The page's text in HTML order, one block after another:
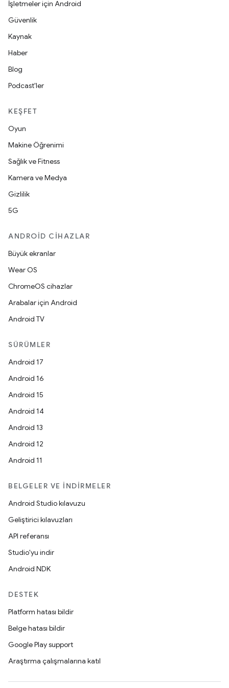
İşletmeler için Android
Güvenlik
Kaynak
Haber
Blog
Podcast'ler
KEŞFET
Oyun
Makine Öğrenimi
Sağlık ve Fitness
Kamera ve Medya
Gizlilik
5G
ANDROID CIHAZLAR
Büyük ekranlar
Wear OS
ChromeOS cihazlar
Arabalar için Android
Android TV
SÜRÜMLER
Android 17
Android 16
Android 15
Android 14
Android 13
Android 12
Android 11
BELGELER VE İNDIRMELER
Android Studio kılavuzu
Geliştirici kılavuzları
API referansı
Studio'yu indir
Android NDK
DESTEK
Platform hatası bildir
Belge hatası bildir
Google Play support
Araştırma çalışmalarına katıl